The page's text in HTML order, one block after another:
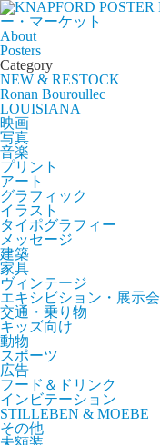
ー・マーケット
About
Posters
Category
NEW & RESTOCK
Ronan Bouroullec
LOUISIANA
映画
写真
音楽
プリント
アート
グラフィック
イラスト
タイポグラフィー
メッセージ
建築
家具
ヴィンテージ
エキシビション・展示会
交通・乗り物
キッズ向け
動物
スポーツ
広告
フード＆ドリンク
インビテーション
STILLEBEN & MOEBE
その他